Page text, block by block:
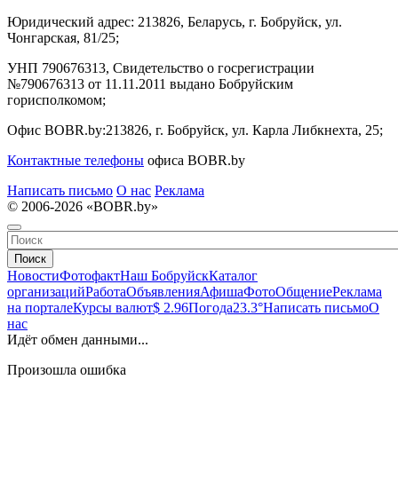
Юридический адрес: 213826, Беларусь, г. Бобруйск, ул.
Чонгарская, 81/25;
УНП 790676313, Свидетельство о госрегистрации
№790676313 от 11.11.2011 выдано Бобруйским
горисполкомом;
Офис BOBR.by:213826, г. Бобруйск, ул. Карла Либкнехта, 25;
Контактные телефоны офиса BOBR.by
Написать письмо О нас Реклама
© 2006-2026 «BOBR.by»
Поиск
НовостиФотофактНаш БобруйскКаталог
организацийРаботаОбъявленияАфишаФотоОбщениеРеклама
на порталеКурсы валют$ 2.96Погода23.3°Написать письмоО
нас
Идёт обмен данными...
Произошла ошибка